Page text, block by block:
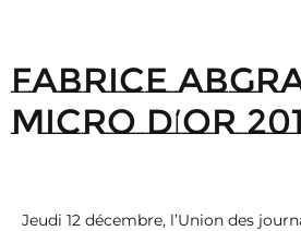
Fabrice
Micro d’Or
Jeudi 12 décembre, l’Union des